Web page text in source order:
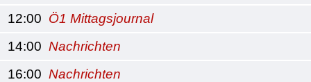
12:00 Ö1 Mittagsjournal
14:00 Nachrichten
16:00 Nachrichten